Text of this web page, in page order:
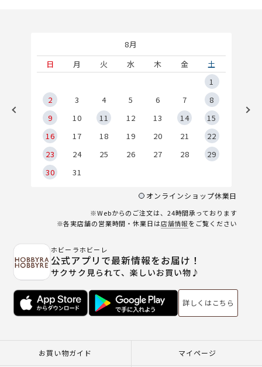
8月
日
月 火 水 木 金
土
1
2
3 4 5 6 7
8
9
10 11 12 13 14
15
16
17 18 19 20 21
22
23
24 25 26 27 28
29
30
31
オンラインショップ休業日
※Webからのご注文は、24時間承っております
※各実店舗の営業時間・休業日は店舗情報をご覧ください
ホビーラホビーレ
公式アプリで最新情報をお届け！
サクサク見られて、楽しいお買い物♪
詳しくはこちら
お買い物ガイド マイページ